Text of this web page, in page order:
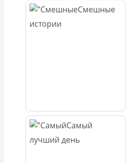
Смешные
истории
Самый
лучший день